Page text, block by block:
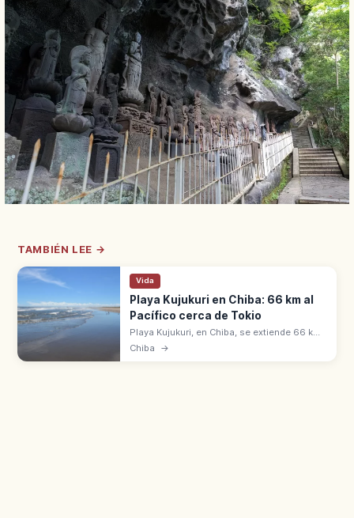
TAMBIÉN LEE →
Vida
Playa Kujukuri en Chiba: 66 km al
Pacífico cerca de Tokio
Playa Kujukuri, en Chiba, se extiende 66 km
a lo largo del Pacífico, una de las más
Chiba →